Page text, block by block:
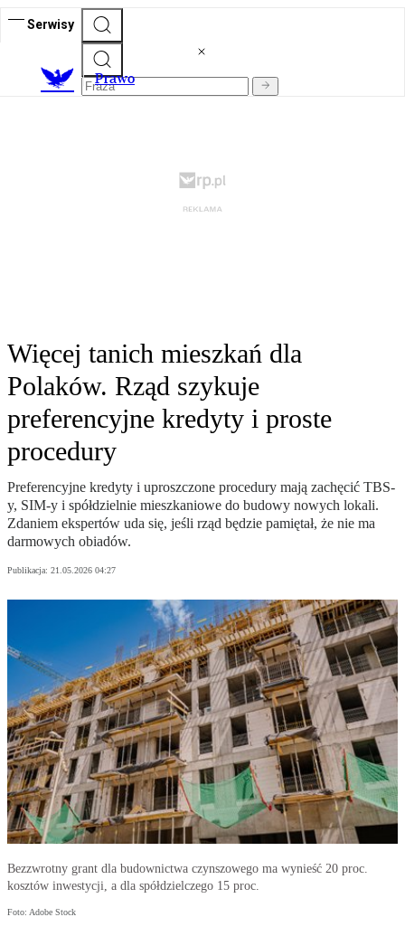
Serwisy
Prawo
Więcej tanich mieszkań dla
Polaków. Rząd szykuje
preferencyjne kredyty i proste
procedury
Preferencyjne kredyty i uproszczone procedury mają zachęcić TBS-
y, SIM-y i spółdzielnie mieszkaniowe do budowy nowych lokali.
Zdaniem ekspertów uda się, jeśli rząd będzie pamiętał, że nie ma
darmowych obiadów.
Publikacja: 21.05.2026 04:27
Bezzwrotny grant dla budownictwa czynszowego ma wynieść 20 proc.
kosztów inwestycji, a dla spółdzielczego 15 proc.
Foto: Adobe Stock